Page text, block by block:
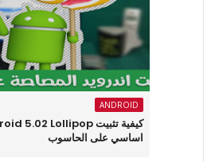
ANDROID
اساسي على الحاسوب